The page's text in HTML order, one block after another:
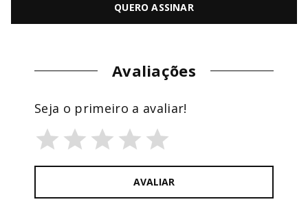
QUERO ASSINAR
Avaliações
Seja o primeiro a avaliar!
AVALIAR